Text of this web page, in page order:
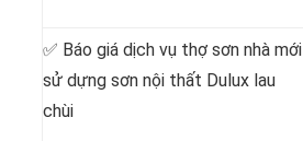
✅ Báo giá dịch vụ thợ sơn nhà mới
sử dựng sơn nội thất Dulux lau
chùi